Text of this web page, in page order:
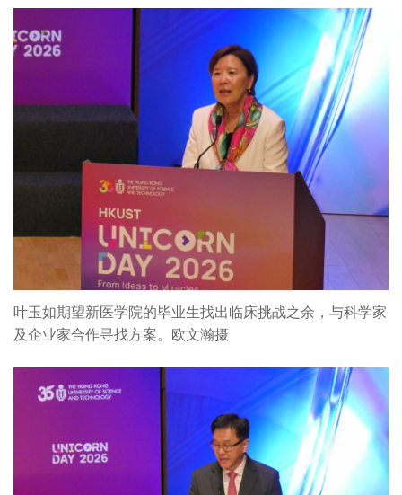
叶玉如期望新医学院的毕业生找出临床挑战之余，与科学家
及企业家合作寻找方案。欧文瀚摄